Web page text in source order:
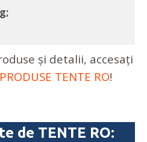
și detalii, accesați
TENTE RO!
de TENTE RO: